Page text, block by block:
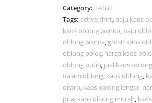
Category: T-shirt
Tags: active shirt, baju kaos
kaos oblong wanita, baju
oblong wanita, grosir kaos
oblong polos, harga kaos
oblong putih, jual kaos oblong
dalam oblong, kaos oblong,
distro, kaos oblong lengan
pria, kaos oblong murah,